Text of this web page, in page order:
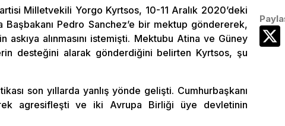
Milletvekili Yorgo Kyrtsos, 10-11 Aralık 2020’deki
Pedro Sanchez’e bir mektup göndererek,
alınmasını istemişti. Mektubu Atina ve Güney
desteğini alarak gönderdiğini belirten Kyrtsos, şu
son yıllarda yanlış yönde gelişti. Cumhurbaşkanı
agresifleşti ve iki Avrupa Birliği üye devletinin